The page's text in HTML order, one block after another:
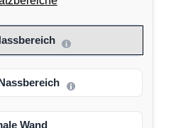
Wand